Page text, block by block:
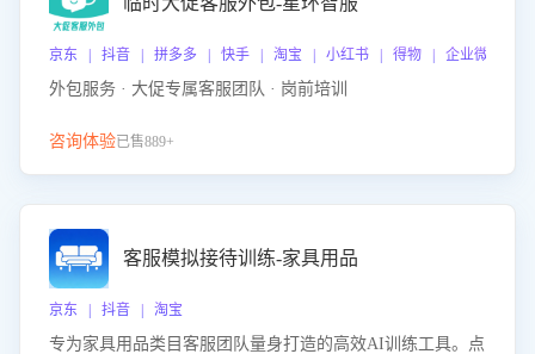
京东 | 抖音 | 拼多多 | 快手 | 淘宝 | 小红书 | 得物 | 企业微信
外包服务 · 大促专属客服团队 · 岗前培训
咨询体验已售889+
客服模拟接待训练-家具用品
京东 | 抖音 | 淘宝
专为家具用品类目客服团队量身打造的高效AI训练工具。点